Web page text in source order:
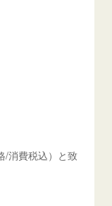
/消費税込）と致